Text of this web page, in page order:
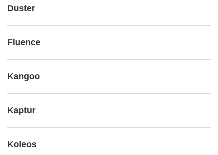
Duster
Fluence
Kangoo
Kaptur
Koleos